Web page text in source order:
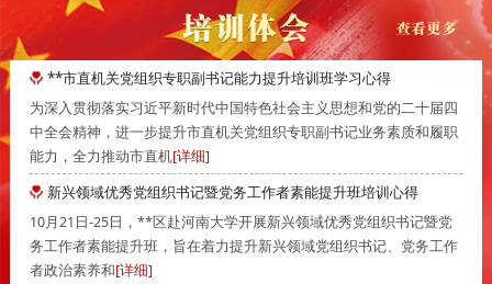
**市直机关党组织专职副书记能力提升培训班学习心得
为深入贯彻落实习近平新时代中国特色社会主义思想和党的二十届四
中全会精神，进一步提升市直机关党组织专职副书记业务素质和履职
能力，全力推动市直机[详细]
新兴领域优秀党组织书记暨党务工作者素能提升班培训心得
10月21日-25日，**区赴河南大学开展新兴领域优秀党组织书记暨党
务工作者素能提升班，旨在着力提升新兴领域党组织书记、党务工作
者政治素养和[详细]